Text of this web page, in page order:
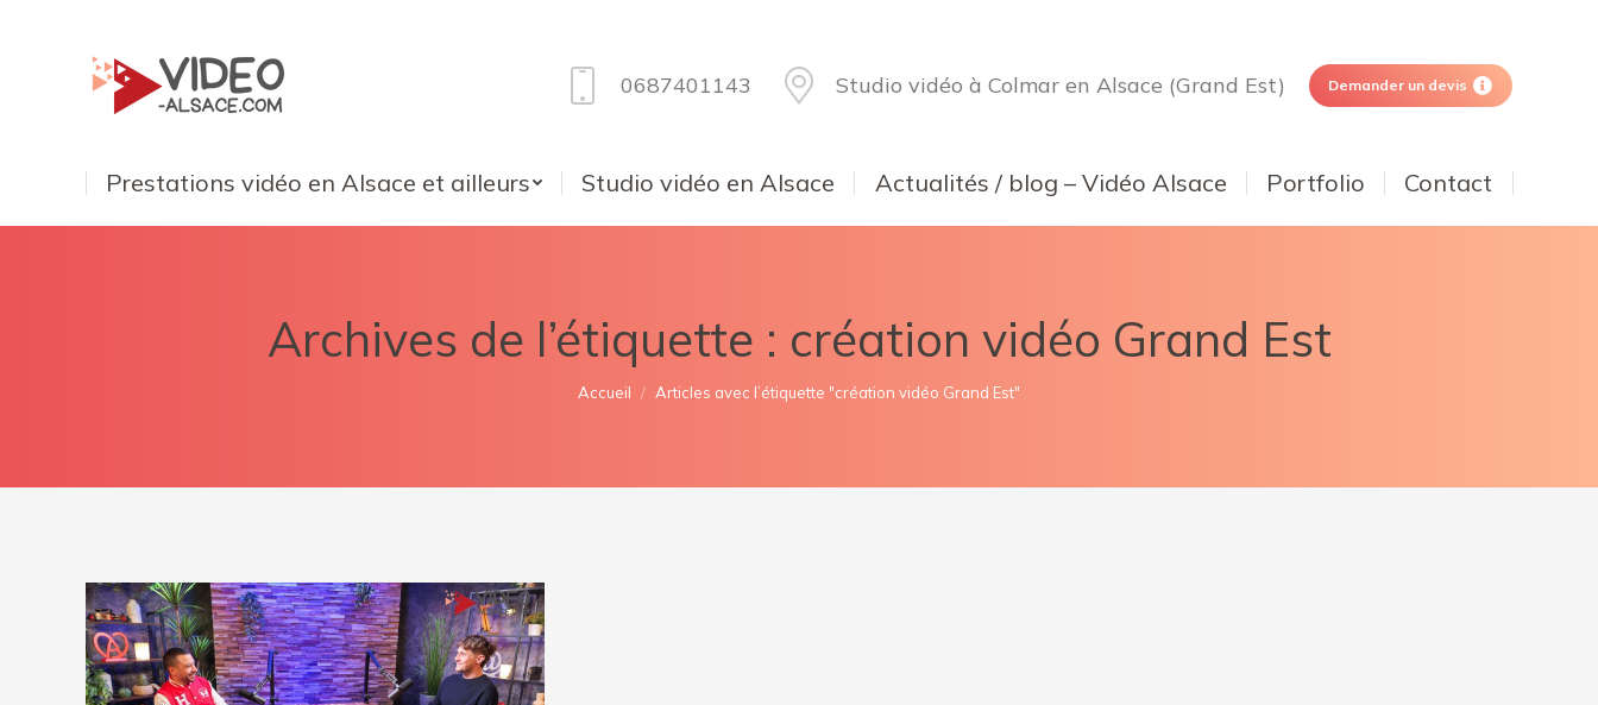
0687401143 Studio vidéo à Colmar en Alsace (Grand Est) Demander un devis
Prestations vidéo en Alsace et ailleurs Studio vidéo en Alsace Actualités / blog – Vidéo Alsace Portfolio Contact
Archives de l’étiquette : création vidéo Grand Est
Vous êtes ici :
Accueil Articles avec l’étiquette "création vidéo Grand Est"